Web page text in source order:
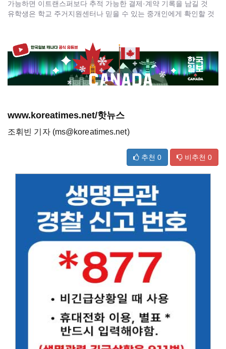
가능하면 이트랜스퍼보다 추적 가능한 결제·계약 기록을 남길 것
유학생은 학교 주거지원센터나 믿을 수 있는 중개인에게 확인할 것
www.koreatimes.net/핫뉴스
조휘빈 기자 (ms@koreatimes.net)
추천 0 비추천 0